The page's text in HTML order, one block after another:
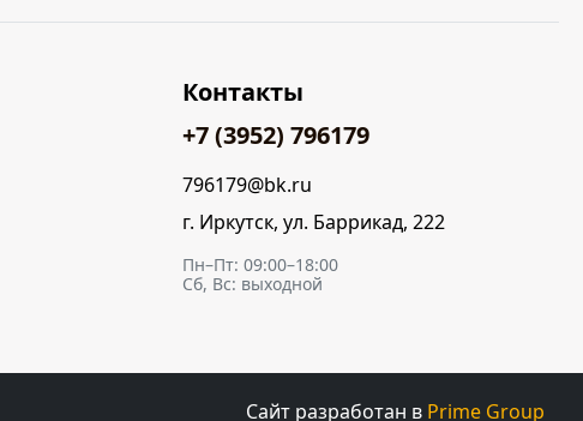
Контакты
+7 (3952) 796179
796179@bk.ru
г. Иркутск, ул. Баррикад, 222
Пн–Пт: 09:00–18:00
Сб, Вс: выходной
Сайт разработан в Prime Group